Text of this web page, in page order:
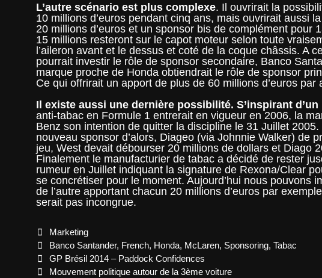
L’autre scénario est plus complexe. Il ouvrirait la
10 millions d’euros pendant cinq ans, mais ouvrirait aussi
20 millions d’euros et un sponsor bis de complément pour
15 millions resteront sur le capot moteur selon toute
l’aileron avant et le dessus et coté de la coque châssis. A
pourrait investir le rôle de sponsor secondaire, Banco
marque proche de Honda obtiendrait le rôle de sponsor
Ce qui offrirait un apport de plus de 60 millions d’euros
Il existe aussi une dernière possibilité. S’inspirant
anti-tabac en Formule 1 entrerait en vigueur en 2006, la
Benz son intention de quitter la discipline le 31 Juillet
nouveau sponsor d’alors, Diageo (via Johnnie Walker) de
jeu, West devait débourser 20 millions de dollars et Diago
Finalement le manufacturier de tabac a décidé de rester
rumeur en Juillet indiquant la signature de Rexona/Clear
se concrétiser pour le moment. Aujourd’hui nous pouvons
de l’autre apportant chacun 20 millions d’euros par
serait pas incongrue.
Categories
Marketing
Tags
Banco Santander, French, Honda, McLaren, Sponsoring,Tabac
Post
navigation
GP Brésil 2014 – Paddock Confidences
Mouvement politique autour de la 3ème voiture